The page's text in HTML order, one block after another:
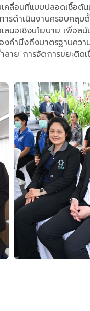
ลื่อนที่แบบปลอดเชื้อ
การดำเนินงานครอบ
อเชิงนโยบาย เพื่อส
คำนึงถึงมาตรฐานคว
ลาย การจัดการขยะติ